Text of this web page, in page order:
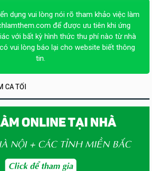
dụng vui lòng nói rõ tham khảo việc làm
để được ưu tiên khi ứng
với bất kỳ hình thức thu phí nào từ nhà
vui lòng báo lại cho website biết thông
tin.
CA TỐI